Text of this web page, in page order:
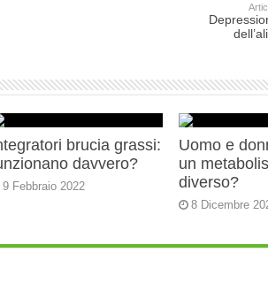
brucia grassi:
davvero?
9 Febbraio 2022
Uomo e
un
diverso?
8 Dicembre